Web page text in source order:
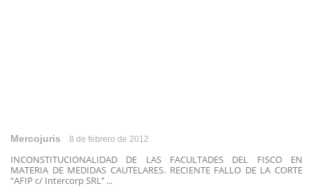
Mercojuris 8 de febrero de 2012
INCONSTITUCIONALIDAD DE LAS FACULTADES DEL FISCO EN
MATERIA DE MEDIDAS CAUTELARES. RECIENTE FALLO DE LA CORTE
“AFIP c/ Intercorp SRL’’ ...